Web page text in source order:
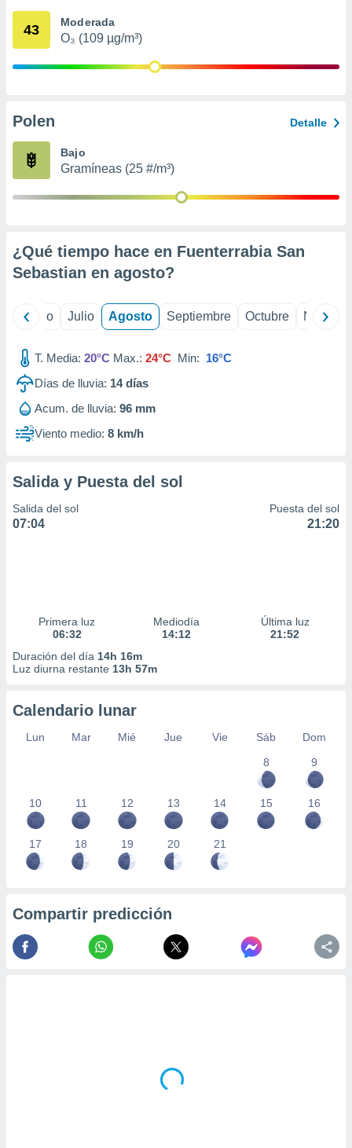
e
publicidad
1199
43 Moderada
O₃ (109 µg/m³)
Polen Detalle
Bajo
Gramíneas (25 #/m³)
¿Qué tiempo hace en Fuenterrabia San
Sebastian en agosto?
Junio Julio Agosto Septiembre Octubre
T. Media: 20°C Max.: 24°C Min: 16°C
Días de lluvia: 14días
Acum. de lluvia: 96 mm
Viento medio: 8 km/h
Salida y Puesta del sol
Salida del sol
07:04
Puesta del sol
21:20
Primera luz
06:32
Mediodía
14:12
Última luz
21:52
Duración del día 14h 16m
Luz diurna restante 13h 57m
Calendario lunar
Lun Mar Mié Jue Vie Sáb
Dom
8
9
10 11 12 13 14 15 16
17 18 19 20 21
Compartir predicción